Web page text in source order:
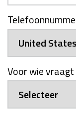
Voor wie